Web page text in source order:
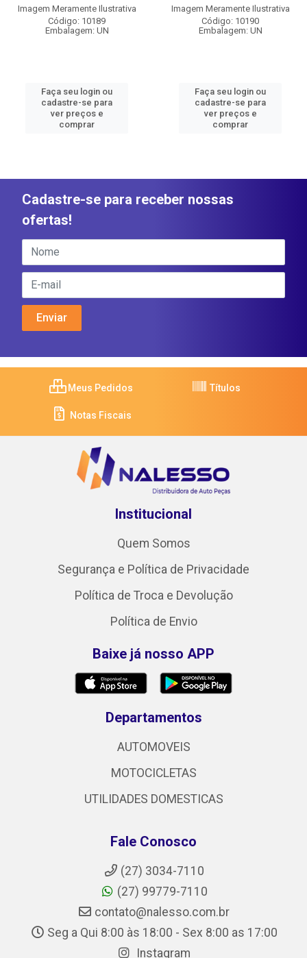
Imagem Meramente Ilustrativa
Código: 10189
Embalagem: UN
Faça seu login ou
cadastre-se para
ver preços e
comprar
Imagem Meramente Ilustrativa
Código: 10190
Embalagem: UN
Faça seu login ou
cadastre-se para
ver preços e
comprar
Cadastre-se para receber nossas
ofertas!
Meus Pedidos Títulos
Notas Fiscais
Institucional
Quem Somos
Segurança e Política de Privacidade
Política de Troca e Devolução
Política de Envio
Baixe já nosso APP
Departamentos
AUTOMOVEIS
MOTOCICLETAS
UTILIDADES DOMESTICAS
Fale Conosco
(27) 3034-7110
(27) 99779-7110
contato@nalesso.com.br
Seg a Qui 8:00 às 18:00 - Sex 8:00 as 17:00
Instagram